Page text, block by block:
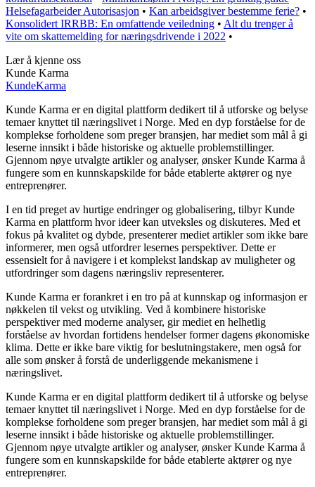
Helsefagarbeider Autorisasjon • Kan arbeidsgiver bestemme ferie? •
Konsolidert IRRBB: En omfattende veiledning • Alt du trenger å
vite om skattemelding for næringsdrivende i 2022 •
Lær å kjenne oss
Kunde Karma
KundeKarma
Kunde Karma er en digital plattform dedikert til å utforske og belyse
temaer knyttet til næringslivet i Norge. Med en dyp forståelse for de
komplekse forholdene som preger bransjen, har mediet som mål å gi
leserne innsikt i både historiske og aktuelle problemstillinger.
Gjennom nøye utvalgte artikler og analyser, ønsker Kunde Karma å
fungere som en kunnskapskilde for både etablerte aktører og nye
entreprenører.
I en tid preget av hurtige endringer og globalisering, tilbyr Kunde
Karma en plattform hvor ideer kan utveksles og diskuteres. Med et
fokus på kvalitet og dybde, presenterer mediet artikler som ikke bare
informerer, men også utfordrer lesernes perspektiver. Dette er
essensielt for å navigere i et komplekst landskap av muligheter og
utfordringer som dagens næringsliv representerer.
Kunde Karma er forankret i en tro på at kunnskap og informasjon er
nøkkelen til vekst og utvikling. Ved å kombinere historiske
perspektiver med moderne analyser, gir mediet en helhetlig
forståelse av hvordan fortidens hendelser former dagens økonomiske
klima. Dette er ikke bare viktig for beslutningstakere, men også for
alle som ønsker å forstå de underliggende mekanismene i
næringslivet.
Kunde Karma er en digital plattform dedikert til å utforske og belyse
temaer knyttet til næringslivet i Norge. Med en dyp forståelse for de
komplekse forholdene som preger bransjen, har mediet som mål å gi
leserne innsikt i både historiske og aktuelle problemstillinger.
Gjennom nøye utvalgte artikler og analyser, ønsker Kunde Karma å
fungere som en kunnskapskilde for både etablerte aktører og nye
entreprenører.